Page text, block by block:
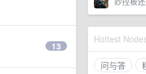
Hottest
问与答
13